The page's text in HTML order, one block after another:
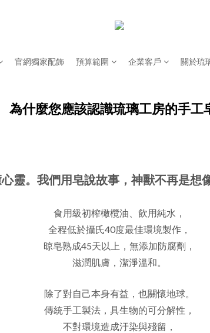
官網獨家配飾 預算範圍 企業客戶 關於琉
為什麼您應該認識琉璃工房的手工
靈。我們用皂說故事，神獸不再是想
食用級初榨橄欖油、飲用純水，
全程低於攝氏40度最佳環境製作，
晾皂熟成45天以上，無添加防腐劑，
滋潤肌膚，潔淨溫和。
除了對自己本身有益，也關懷地球。
傳統手工製法，具生物的可分解性，
不對環境造成汙染與殘留，